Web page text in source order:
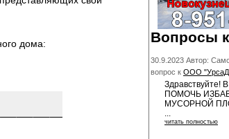
дома:
Вопросы
30.9.2023 Автор:
вопрос к ООО
ПОМОЧЬ
МУСОРНОЙ
...
читать полностью